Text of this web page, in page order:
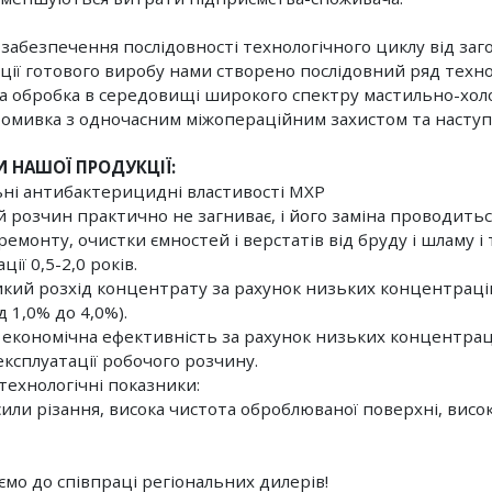
послідовності технологічного циклу від
готового виробу нами створено послідовний ряд
обробка в середовищі широкого спектру мастильно-
з одночасним міжопераційним захистом та
НАШОЇ ПРОДУКЦІЇ:
антибактерицидні властивості МХР
розчин практично не загниває, і його заміна
очистки ємностей і верстатів від бруду і шламу і
0,5-2,0 років.
розхід концентрату за рахунок низьких
1,0% до 4,0%).
ефективність за рахунок низьких
робочого розчину.
показники:
різання, висока чистота оброблюваної поверхні,
до співпраці регіональних дилерів!